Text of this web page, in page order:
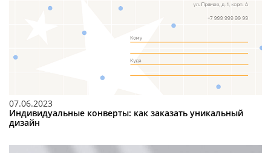
07.06.2023
Индивидуальные конверты: как заказать уникальный
дизайн